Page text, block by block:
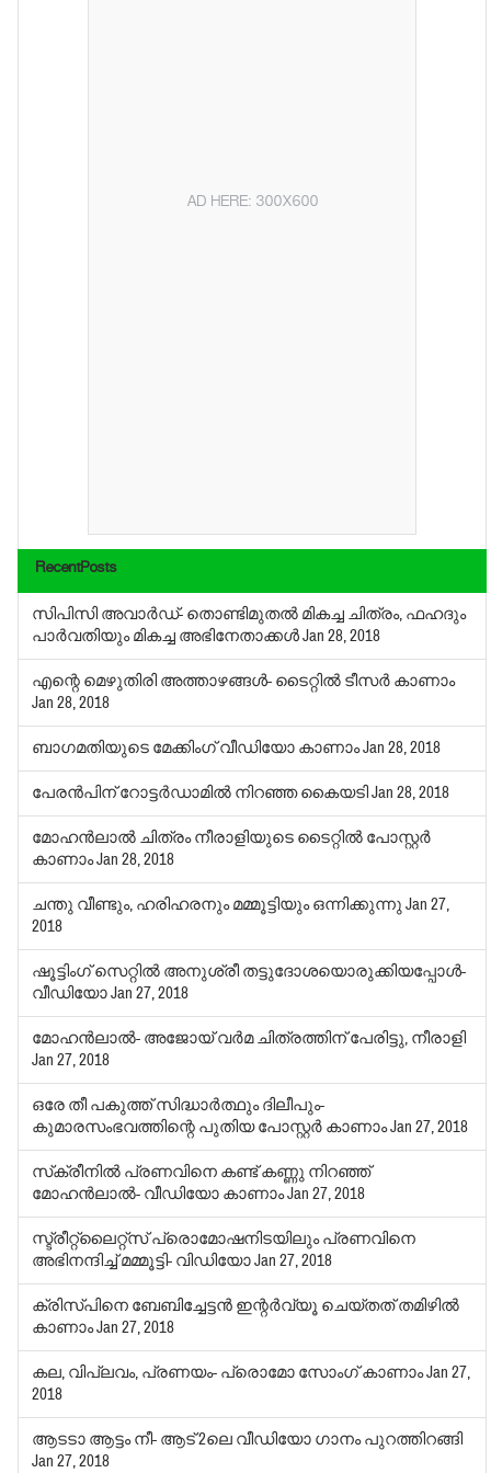
AD HERE: 300X600
RecentPosts
സിപിസി അവാര്‍ഡ്- തൊണ്ടിമുതല്‍ മികച്ച ചിത്രം, ഫഹദും
പാര്‍വതിയും മികച്ച അഭിനേതാക്കള്‍Jan 28, 2018
എന്റെ മെഴുതിരി അത്താഴങ്ങള്‍- ടൈറ്റില്‍ ടീസര്‍ കാണാം
Jan 28, 2018
ബാഗമതിയുടെ മേക്കിംഗ് വീഡിയോ കാണാംJan 28, 2018
പേരന്‍പിന് റോട്ടര്‍ഡാമില്‍ നിറഞ്ഞ കൈയടിJan 28, 2018
മോഹന്‍ലാല്‍ ചിത്രം നീരാളിയുടെ ടൈറ്റില്‍ പോസ്റ്റര്‍
കാണാംJan 28, 2018
ചന്തു വീണ്ടും, ഹരിഹരനും മമ്മൂട്ടിയും ഒന്നിക്കുന്നുJan 27,
2018
ഷൂട്ടിംഗ് സെറ്റില്‍ അനുശ്രീ തട്ടുദോശയൊരുക്കിയപ്പോള്‍-
വീഡിയോJan 27, 2018
മോഹന്‍ലാല്‍- അജോയ് വര്‍മ ചിത്രത്തിന് പേരിട്ടു, നീരാളി
Jan 27, 2018
ഒരേ തീ പകുത്ത് സിദ്ധാര്‍ത്ഥും ദിലീപും-
കുമാരസംഭവത്തിന്റെ പുതിയ പോസ്റ്റര്‍ കാണാംJan 27, 2018
സ്‌ക്രീനില്‍ പ്രണവിനെ കണ്ട് കണ്ണു നിറഞ്ഞ്
മോഹന്‍ലാല്‍- വീഡിയോ കാണാംJan 27, 2018
സ്ട്രീറ്റ്‌ലൈറ്റ്‌സ് പ്രൊമോഷനിടയിലും പ്രണവിനെ
അഭിനന്ദിച്ച് മമ്മൂട്ടി- വിഡിയോJan 27, 2018
ക്രിസ്പിനെ ബേബിച്ചേട്ടന്‍ ഇന്റര്‍വ്യൂ ചെയ്തത് തമിഴില്‍
കാണാംJan 27, 2018
കല, വിപ്ലവം, പ്രണയം- പ്രൊമോ സോംഗ് കാണാംJan 27,
2018
ആടടാ ആട്ടം നീ- ആട് 2ലെ വീഡിയോ ഗാനം പുറത്തിറങ്ങി
Jan 27, 2018